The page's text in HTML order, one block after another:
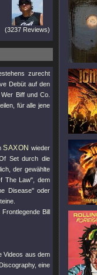
(3237 Reviews)
zurecht
Debüt auf den
Biff und Co.
für alle jene
SAXON wieder
Set durch die
der gewählte
The Law" , dem
Disease"oder
Bill
Videos aus dem
eine